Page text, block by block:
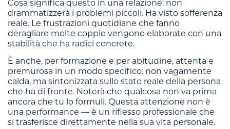
Cosa significa questo in una relazione: non
drammatizzerà i problemi piccoli. Ha visto sofferenza
reale. Le frustrazioni quotidiane che fanno
deragliare molte coppie vengono elaborate con una
stabilità che ha radici concrete.
È anche, per formazione e per abitudine, attenta e
premurosa in un modo specifico: non vagamente
calda, ma sintonizzata sullo stato reale della persona
che ha di fronte. Noterà che qualcosa non va prima
ancora che tu lo formuli. Questa attenzione non è
una performance — è un riflesso professionale che
si trasferisce direttamente nella sua vita personale.